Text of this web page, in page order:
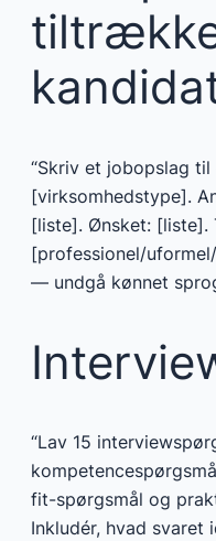
“Skriv et jobopslag
[virksomhedstype].
[liste]. Ønsket: [liste].
[professionel/
— undgå kønnet
“Lav 15
fit-spørgsmål og
Inkludér, hvad svaret